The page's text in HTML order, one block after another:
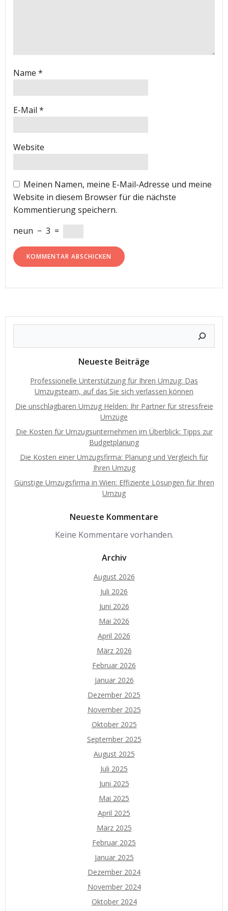
Name *
E-Mail *
Website
Meinen Namen, meine E-Mail-Adresse und meine
Website in diesem Browser für die nächste
Kommentierung speichern.
neun − 3 =
Neueste Beiträge
Professionelle Unterstützung für Ihren Umzug: Das
Umzugsteam, auf das Sie sich verlassen können
Die unschlagbaren Umzug Helden: Ihr Partner für stressfreie
Umzüge
Die Kosten für Umzugsunternehmen im Überblick: Tipps zur
Budgetplanung
Die Kosten einer Umzugsfirma: Planung und Vergleich für
Ihren Umzug
Günstige Umzugsfirma in Wien: Effiziente Lösungen für Ihren
Umzug
Neueste Kommentare
Keine Kommentare vorhanden.
Archiv
August 2026
Juli 2026
Juni 2026
Mai 2026
April 2026
März 2026
Februar 2026
Januar 2026
Dezember 2025
November 2025
Oktober 2025
September 2025
August 2025
Juli 2025
Juni 2025
Mai 2025
April 2025
März 2025
Februar 2025
Januar 2025
Dezember 2024
November 2024
Oktober 2024